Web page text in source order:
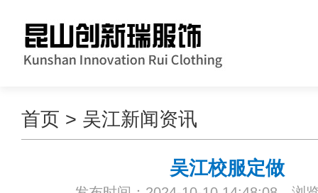
首页 > 吴江新闻资讯
吴江校服定做